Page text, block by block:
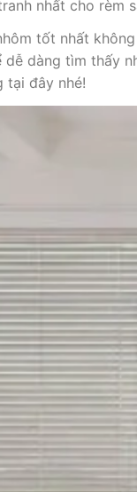
nhất cho rèm
tốt nhất
dàng tìm thấy
tại đây nhé!